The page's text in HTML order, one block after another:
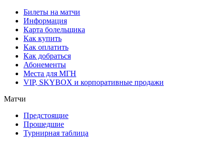
Билеты на матчи
Информация
Карта болельщика
Как купить
Как оплатить
Как добраться
Абонементы
Места для МГН
VIP, SKYBOX и корпоративные продажи
Матчи
Предстоящие
Прошедшие
Турнирная таблица